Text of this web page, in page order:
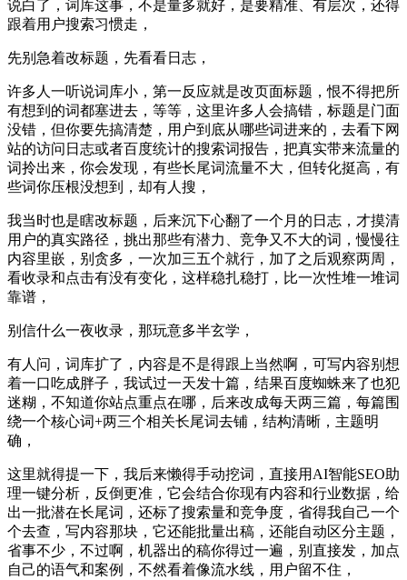
说白了，词库这事，不是量多就好，是要精准、有层次，还得
跟着用户搜索习惯走，
先别急着改标题，先看看日志，
许多人一听说词库小，第一反应就是改页面标题，恨不得把所
有想到的词都塞进去，等等，这里许多人会搞错，标题是门面
没错，但你要先搞清楚，用户到底从哪些词进来的，去看下网
站的访问日志或者百度统计的搜索词报告，把真实带来流量的
词拎出来，你会发现，有些长尾词流量不大，但转化挺高，有
些词你压根没想到，却有人搜，
我当时也是瞎改标题，后来沉下心翻了一个月的日志，才摸清
用户的真实路径，挑出那些有潜力、竞争又不大的词，慢慢往
内容里嵌，别贪多，一次加三五个就行，加了之后观察两周，
看收录和点击有没有变化，这样稳扎稳打，比一次性堆一堆词
靠谱，
别信什么一夜收录，那玩意多半玄学，
有人问，词库扩了，内容是不是得跟上当然啊，可写内容别想
着一口吃成胖子，我试过一天发十篇，结果百度蜘蛛来了也犯
迷糊，不知道你站点重点在哪，后来改成每天两三篇，每篇围
绕一个核心词+两三个相关长尾词去铺，结构清晰，主题明
确，
这里就得提一下，我后来懒得手动挖词，直接用AI智能SEO助
理一键分析，反倒更准，它会结合你现有内容和行业数据，给
出一批潜在长尾词，还标了搜索量和竞争度，省得我自己一个
个去查，写内容那块，它还能批量出稿，还能自动区分主题，
省事不少，不过啊，机器出的稿你得过一遍，别直接发，加点
自己的语气和案例，不然看着像流水线，用户留不住，